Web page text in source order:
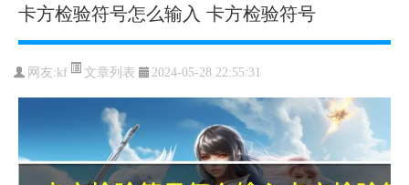
卡方检验符号怎么输入 卡方检验符号
网友:kf 文章列表 2024-05-28 22:55:31